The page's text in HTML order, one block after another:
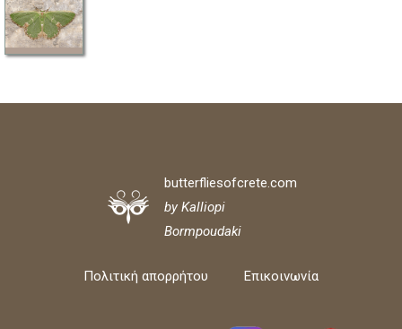
butterfliesofcrete.com
by Kalliopi
Bormpoudaki
Πολιτική απορρήτου Επικοινωνία